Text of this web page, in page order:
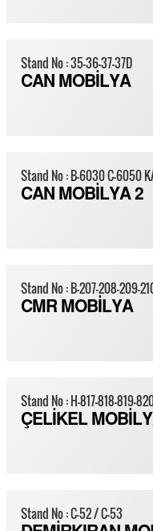
Stand No : 35-36-37-37D
CAN MOBİLYA
Stand No : B-6030 C-6050
CAN MOBİLYA 2
Stand No : B-207-208-209-
CMR MOBİLYA
Stand No : H-817-818-819-
ÇELİKEL
Stand No : C-52 / C-53